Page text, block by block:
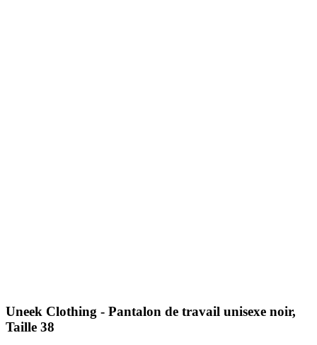
Uneek Clothing - Pantalon de travail unisexe noir,
Taille 38